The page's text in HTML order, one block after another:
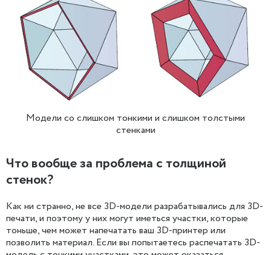
Модели со слишком тонкими и слишком толстыми
стенками
Что вообще за проблема с толщиной
стенок?
Как ни странно, не все 3D-модели разрабатывались для 3D-
печати, и поэтому у них могут иметься участки, которые
тоньше, чем может напечатать ваш 3D-принтер или
позволить материал. Если вы попытаетесь распечатать 3D-